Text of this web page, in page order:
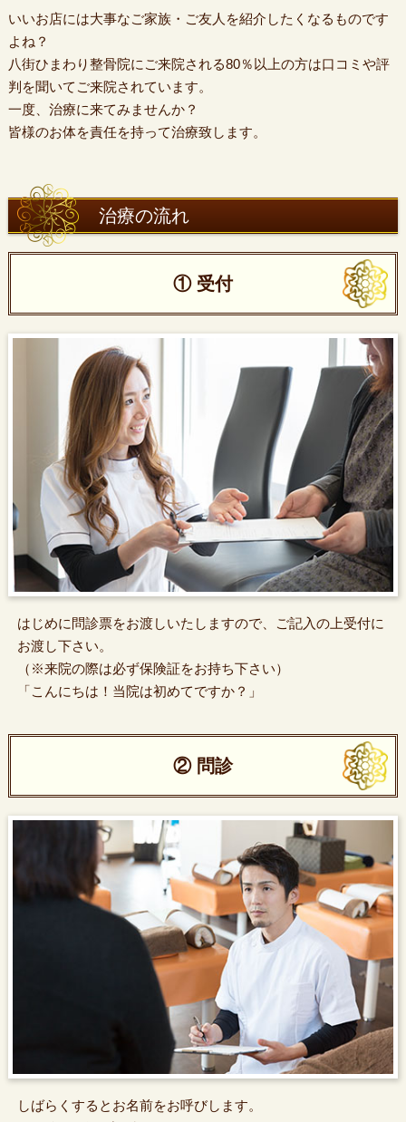
いいお店には大事なご家族・ご友人を紹介したくなるものです
よね？
八街ひまわり整骨院にご来院される80％以上の方は口コミや評
判を聞いてご来院されています。
一度、治療に来てみませんか？
皆様のお体を責任を持って治療致します。
治療の流れ
① 受付
はじめに問診票をお渡しいたしますので、ご記入の上受付に
お渡し下さい。
（※来院の際は必ず保険証をお持ち下さい）
「こんにちは！当院は初めてですか？」
② 問診
しばらくするとお名前をお呼びします。